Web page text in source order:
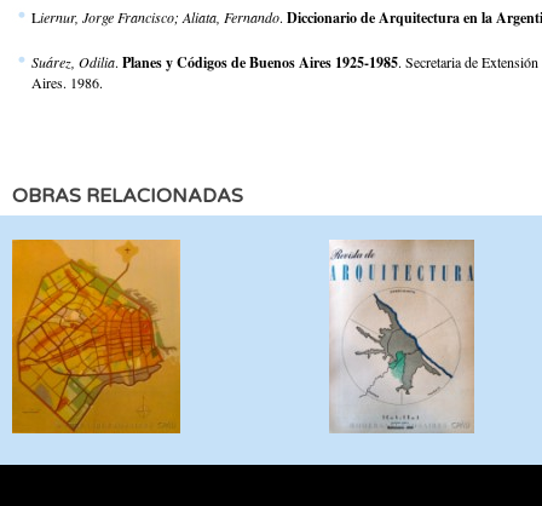
Liernur, Jorge Francisco; Aliata, Fernando. Diccionario de Arquitectura en la
Suárez, Odilia. Planes y Códigos de Buenos Aires 1925-1985. Secretaria de
Aires. 1986.
OBRAS RELACIONADAS